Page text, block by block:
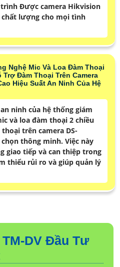
Được camera Hikvision
lượng cho mọi tình
Nghệ Mic Và Loa Đàm Thoại
Đàm Thoại Trên Camera
Hiệu Suất An Ninh Của Hệ
ninh của hệ thống giám
và loa đàm thoại 2 chiều
trên camera DS-
chọn thông minh. Việc này
giao tiếp và can thiệp trong
thiểu rủi ro và giúp quản lý
TM-DV Đầu Tư